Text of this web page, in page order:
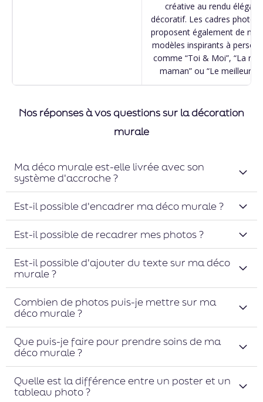
créative au rendu
décoratif. Les cadres photo
proposent également de
modèles inspirants à
comme “Toi & Moi”, “La
maman” ou “Le meilleur
Nos réponses à vos questions sur la décoration
murale
Ma déco murale est-elle livrée avec son
système d'accroche ?
Est-il possible d'encadrer ma déco murale ?
Est-il possible de recadrer mes photos ?
Est-il possible d'ajouter du texte sur ma déco
murale ?
Combien de photos puis-je mettre sur ma
déco murale ?
Que puis-je faire pour prendre soins de ma
déco murale ?
Quelle est la différence entre un poster et un
tableau photo ?